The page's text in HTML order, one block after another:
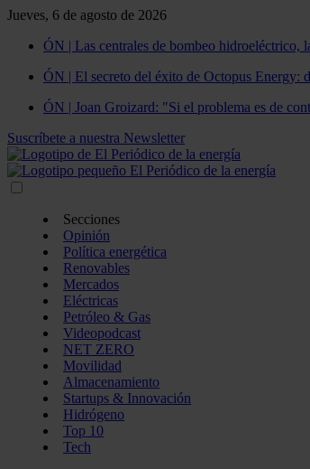
Jueves, 6 de agosto de 2026
ÓN | Las centrales de bombeo hidroeléctrico,
ÓN | El secreto del éxito de Octopus Energy:
ÓN | Joan Groizard: "Si el problema es de
Suscríbete a nuestra Newsletter
Secciones
Opinión
Política energética
Renovables
Mercados
Eléctricas
Petróleo & Gas
Videopodcast
NET ZERO
Movilidad
Almacenamiento
Startups & Innovación
Hidrógeno
Top 10
Tech